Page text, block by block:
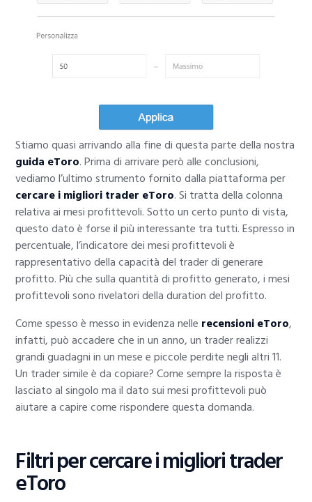
Stiamo quasi arrivando alla fine di questa parte della nostra
guida eToro. Prima di arrivare però alle conclusioni,
vediamo l’ultimo strumento fornito dalla piattaforma per
cercare i migliori trader eToro. Si tratta della colonna
relativa ai mesi profittevoli. Sotto un certo punto di vista,
questo dato è forse il più interessante tra tutti. Espresso in
percentuale, l’indicatore dei mesi profittevoli è
rappresentativo della capacità del trader di generare
profitto. Più che sulla quantità di profitto generato, i mesi
profittevoli sono rivelatori della duration del profitto.
Come spesso è messo in evidenza nelle recensioni eToro,
infatti, può accadere che in un anno, un trader realizzi
grandi guadagni in un mese e piccole perdite negli altri 11.
Un trader simile è da copiare? Come sempre la risposta è
lasciato al singolo ma il dato sui mesi profittevoli può
aiutare a capire come rispondere questa domanda.
Filtri per cercare i migliori trader
eToro